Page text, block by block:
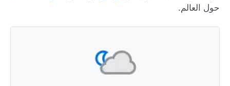
حول العالم.